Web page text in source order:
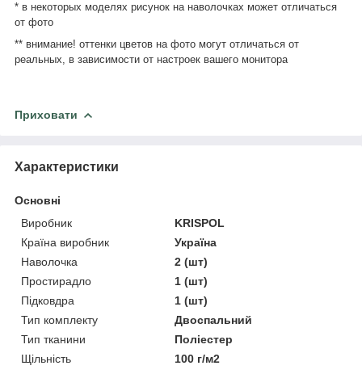
* в некоторых моделях рисунок на наволочках может отличаться
от фото
** внимание! оттенки цветов на фото могут отличаться от
реальных, в зависимости от настроек вашего монитора
Приховати
Характеристики
Основні
Виробник
KRISPOL
Країна виробник
Україна
Наволочка
2 (шт)
Простирадло
1 (шт)
Підковдра
1 (шт)
Тип комплекту
Двоспальний
Тип тканини
Поліестер
Щільність
100 г/м2